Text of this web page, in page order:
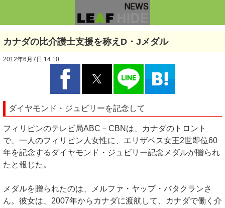
カナダの比介護士支援を称えD・Jメダル
2012年6月7日 14:10
ダイヤモンド・ジュビリーを記念して
フィリピンのテレビ局ABC－CBNは、カナダのトロント
で、一人のフィリピン人女性に、エリザベス女王2世即位60
年を記念するダイヤモンド・ジュビリー記念メダルが贈られ
たと報じた。
メダルを贈られたのは、メルファ・ヤップ・バタクランさ
ん。彼女は、2007年からカナダに渡航して、カナダで働く介